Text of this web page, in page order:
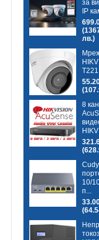
за
IP
лв.)
8
10/
п...